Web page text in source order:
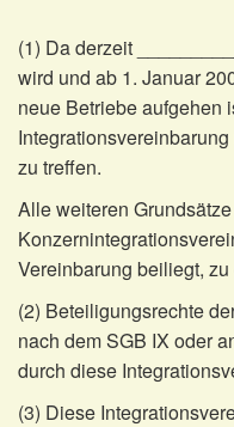
(1) Da derzeit
wird und ab 1. Januar
neue Betriebe aufgehen
zu treffen.
Alle weiteren
Vereinbarung beiliegt,
(2) Beteiligungsrechte
nach dem SGB IX oder
durch diese
(3) Diese